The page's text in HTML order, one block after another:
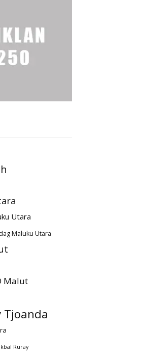
Utara
Maluku Utara
Malut
Tjoanda
Ikbal Ruray